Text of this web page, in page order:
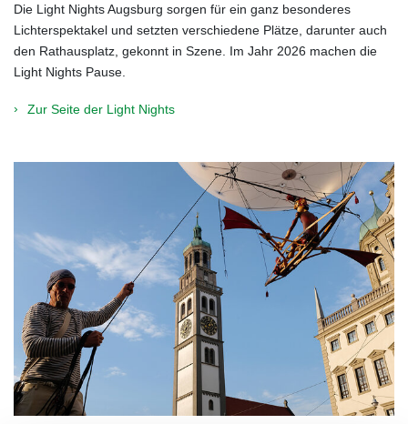
Die Light Nights Augsburg sorgen für ein ganz besonderes
Lichterspektakel und setzten verschiedene Plätze, darunter auch
den Rathausplatz, gekonnt in Szene. Im Jahr 2026 machen die
Light Nights Pause.
Zur Seite der Light Nights